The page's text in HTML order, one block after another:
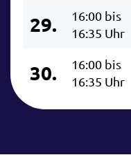
29.
16:00 bis
16:35 Uhr
30.
16:00 bis
16:35 Uhr